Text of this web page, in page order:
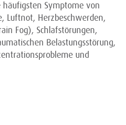
häufigsten Symptome von
Luftnot, Herzbeschwerden,
Fog), Schlafstörungen,
Belastungsstörung,
und